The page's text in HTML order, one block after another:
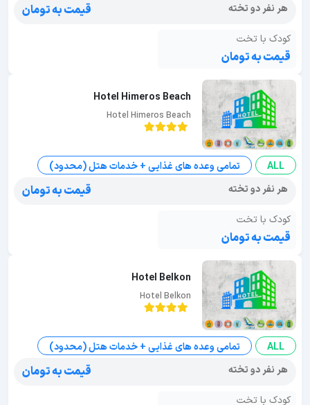
هر نفر دو تخته
قیمت به تومان
کودک با تخت
قیمت به تومان
Hotel Himeros Beach
Hotel Himeros Beach
ALL
تمامی وعده های غذایی + خدمات هتل (محدود)
هر نفر دو تخته
قیمت به تومان
کودک با تخت
قیمت به تومان
Hotel Belkon
Hotel Belkon
ALL
تمامی وعده های غذایی + خدمات هتل (محدود)
هر نفر دو تخته
قیمت به تومان
کودک با تخت